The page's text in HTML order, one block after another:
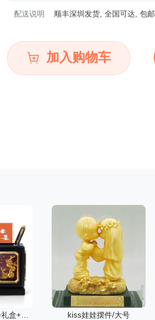
配送说明 顺丰深圳发货, 全国可达, 包
加入购物车
kiss娃娃摆件/大号